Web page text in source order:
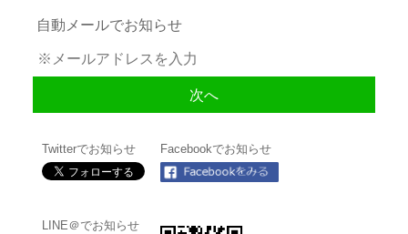
自動メールでお知らせ
Twitterでお知らせ Facebookでお知らせ
LINE＠でお知らせ